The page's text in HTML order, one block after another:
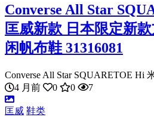
Converse All Star
匡威新款 日本限定新
闲帆布鞋 31316081
Converse All Star SQUARETOE Hi
4 月前
0 0 7
匡威 鞋类